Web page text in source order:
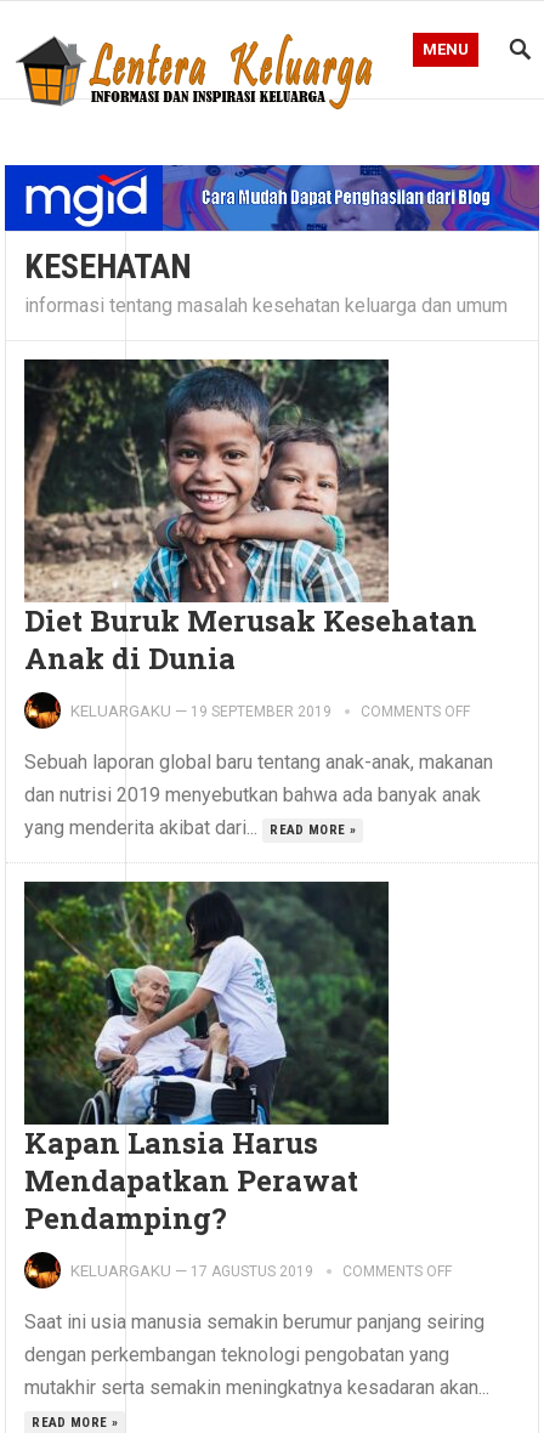
MENU
KESEHATAN
informasi tentang masalah kesehatan keluarga dan umum
Diet Buruk Merusak Kesehatan
Anak di Dunia
KELUARGAKU — 19 SEPTEMBER 2019 COMMENTS OFF
Sebuah laporan global baru tentang anak-anak, makanan
dan nutrisi 2019 menyebutkan bahwa ada banyak anak
yang menderita akibat dari...
READ MORE »
Kapan Lansia Harus
Mendapatkan Perawat
Pendamping?
KELUARGAKU — 17 AGUSTUS 2019 COMMENTS OFF
Saat ini usia manusia semakin berumur panjang seiring
dengan perkembangan teknologi pengobatan yang
mutakhir serta semakin meningkatnya kesadaran akan...
READ MORE »